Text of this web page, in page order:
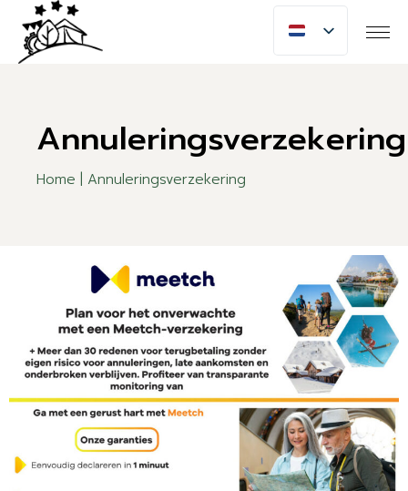
Annuleringsverzekering
Home Annuleringsverzekering